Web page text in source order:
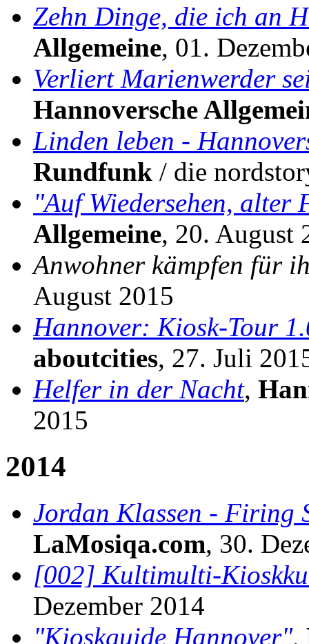
Zehn Dinge, die ich an
Allgemeine, 01.
Verliert Marienwerder
Hannoversche
Linden leben -
Rundfunk / die
"Auf Wiedersehen, alter
Allgemeine, 20. August
Anwohner kämpfen für
August 2015
Hannover: Kiosk-Tour
aboutcities, 27. Juli
Helfer in der Nacht,
2015
2014
Jordan Klassen - Firing
LaMosiqa.com, 30.
[002] Kultimulti-
Dezember 2014
"Kioskguide Hannover",